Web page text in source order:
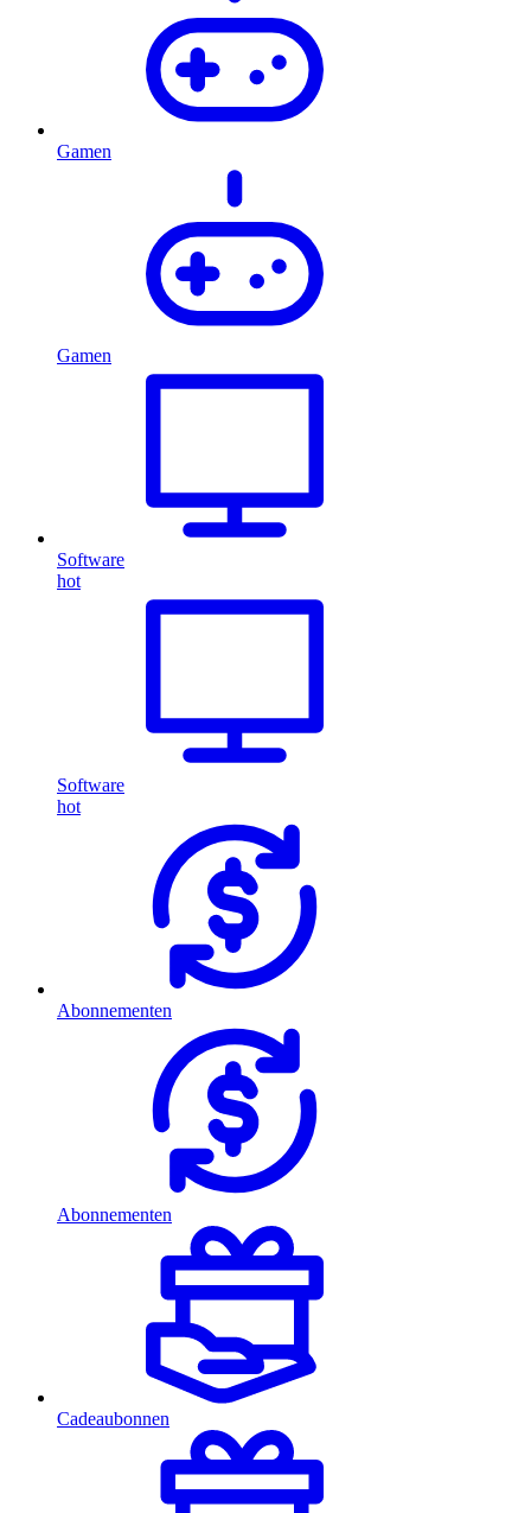
Gamen
Gamen
Software
hot
Software
hot
Abonnementen
Abonnementen
Cadeaubonnen